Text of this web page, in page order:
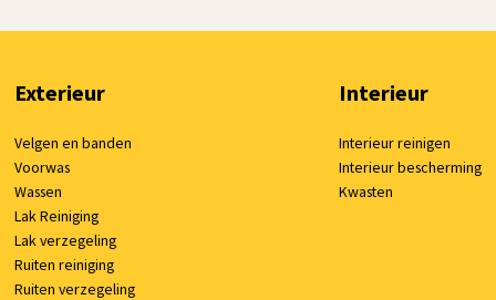
Exterieur
Velgen en banden
Voorwas
Wassen
Lak Reiniging
Lak verzegeling
Ruiten reiniging
Ruiten verzegeling
Interieur
Interieur reinigen
Interieur bescherming
Kwasten